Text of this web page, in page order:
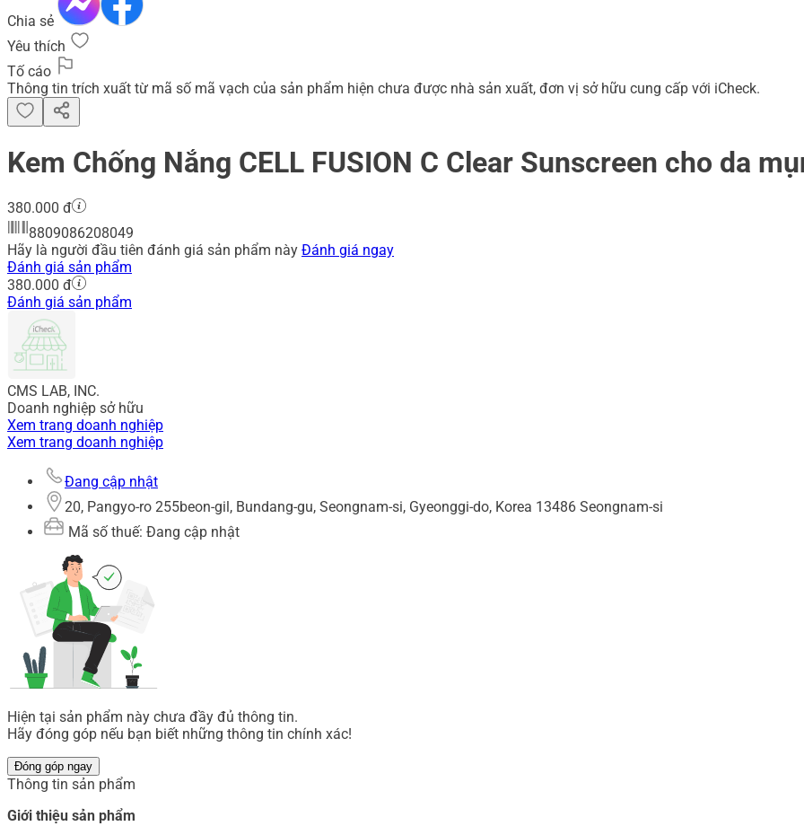
Chia sẻ
Yêu thích
Tố cáo
Thông tin trích xuất từ mã số mã vạch của sản phẩm hiện chưa được nhà sản xuất, đơn vị sở hữu cung cấp với iCheck.
Kem Chống Nắng CELL FUSION C Clear Sunscreen cho da
380.000 đ
8809086208049
Hãy là người đầu tiên đánh giá sản phẩm này Đánh giá ngay
Đánh giá sản phẩm
380.000 đ
Đánh giá sản phẩm
CMS LAB, INC.
Doanh nghiệp sở hữu
Xem trang doanh nghiệp
Xem trang doanh nghiệp
Đang cập nhật
20, Pangyo-ro 255beon-gil, Bundang-gu, Seongnam-si, Gyeonggi-do, Korea 13486 Seongnam-si
Mã số thuế: Đang cập nhật
Hiện tại sản phẩm này chưa đầy đủ thông tin.
Hãy đóng góp nếu bạn biết những thông tin chính xác!
Đóng góp ngay
Thông tin sản phẩm
Giới thiệu sản phẩm